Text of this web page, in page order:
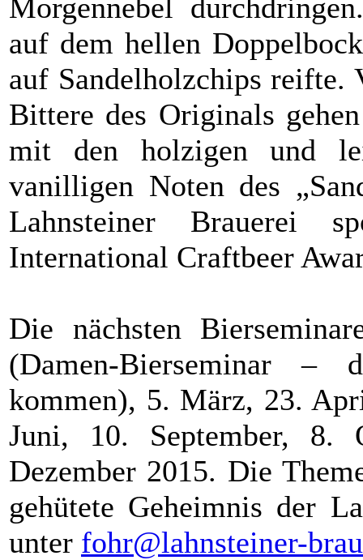
Morgennebel
auf dem hellen
auf Sandelholzchips reifte.
Bittere des Originals
mit den holzigen und
vanilligen Noten des
Lahnsteiner Brauerei
International Craftbeer
Die nächsten
(Damen-Bierseminar
kommen), 5. März, 23.
Juni, 10. September, 8.
Dezember 2015. Die
gehütete Geheimnis der
unter fohr@lahnsteiner-